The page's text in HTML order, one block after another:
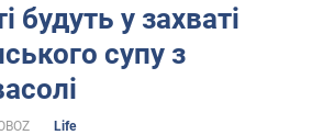
будуть у захваті
супу з
Life